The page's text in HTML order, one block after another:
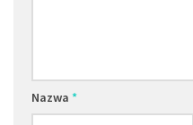
Nazwa *